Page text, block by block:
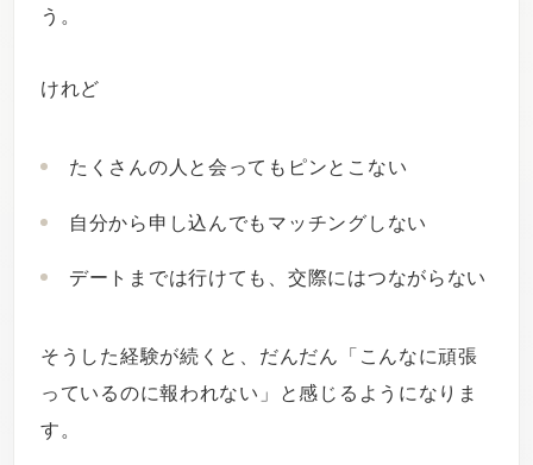
う。
けれど
たくさんの人と会ってもピンとこない
自分から申し込んでもマッチングしない
デートまでは行けても、交際にはつながらない
そうした経験が続くと、だんだん「こんなに頑張
っているのに報われない」と感じるようになりま
す。